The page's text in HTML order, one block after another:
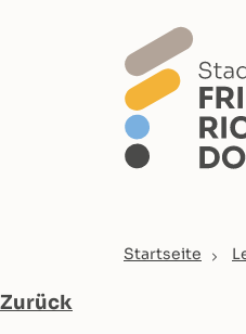
You are
Startseite
Zurück